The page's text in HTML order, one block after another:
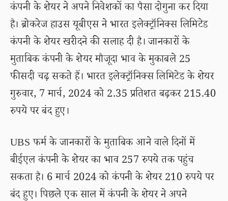
कंपनी के शेयर ने अपने निवेशकों का पैसा दोगुना कर दिया
है। ब्रोकरेज हाउस यूबीएस ने भारत इलेक्ट्रॉनिक्स लिमिटेड
कंपनी के शेयर खरीदने की सलाह दी है। जानकारों के
मुताबिक कंपनी के शेयर मौजूदा भाव के मुकाबले 25
फीसदी चढ़ सकते हैं। भारत इलेक्ट्रॉनिक्स लिमिटेड के शेयर
गुरुवार, 7 मार्च, 2024 को 2.35 प्रतिशत बढ़कर 215.40
रुपये पर बंद हुए।
UBS फर्म के जानकारों के मुताबिक आने वाले दिनों में
बीईएल कंपनी के शेयर का भाव 257 रुपये तक पहुंच
सकता है। 6 मार्च 2024 को कंपनी के शेयर 210 रुपये पर
बंद हुए। पिछले एक साल में कंपनी के शेयर ने अपने